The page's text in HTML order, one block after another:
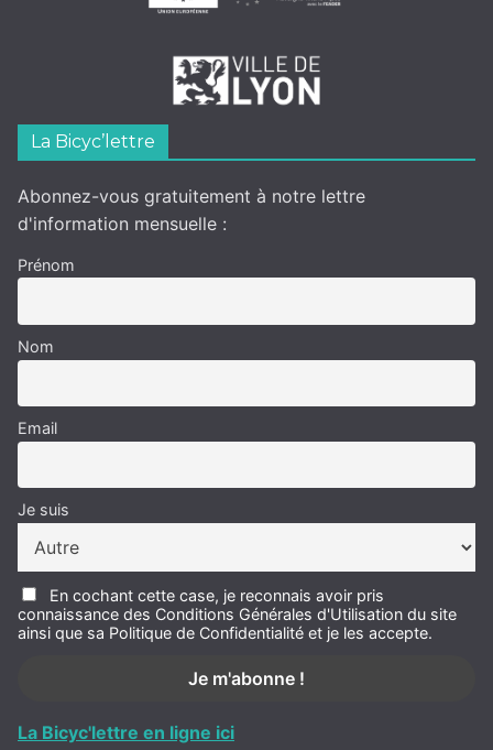
La Bicyc’lettre
Abonnez-vous gratuitement à notre lettre
d'information mensuelle :
Prénom
Nom
Email
Je suis
En cochant cette case, je reconnais avoir pris
connaissance des Conditions Générales d'Utilisation du site
ainsi que sa Politique de Confidentialité et je les accepte.
La Bicyc'lettre en ligne ici